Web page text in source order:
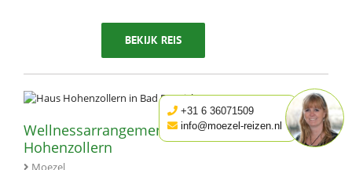
BEKIJK REIS
Wellnessarrangementen hotel Haus
Hohenzollern
Moezel
+31 6 36071509
info@moezel-reizen.nl